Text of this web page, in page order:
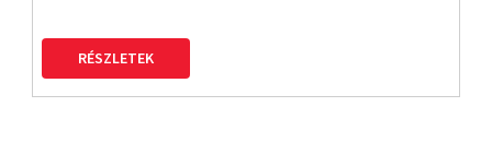
RÉSZLETEK